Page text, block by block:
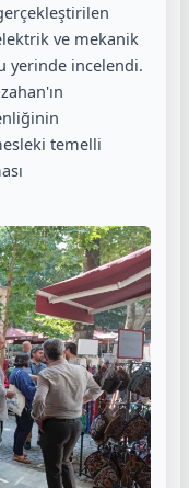
ve mekanik
yerinde incelendi.
temelli